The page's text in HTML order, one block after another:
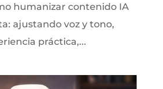
humanizar contenido IA
ajustando voz y tono,
práctica,...